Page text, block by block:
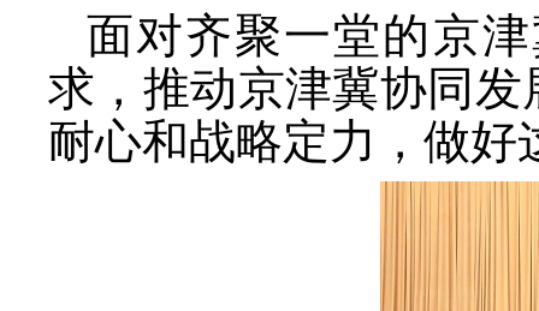
面对齐聚一堂的京
求，推动京津冀协同
耐心和战略定力，做好